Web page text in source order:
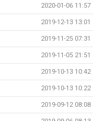
2020-01-06 11:57
2019-12-13 13:01
2019-11-25 07:31
2019-11-05 21:51
2019-10-13 10:42
2019-10-13 10:22
2019-09-12 08:08